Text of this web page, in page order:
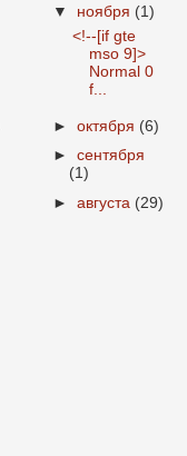
▼ ноября (1)
<!--[if gte
mso 9]>
Normal 0
f...
►октября (6)
►сентября
(1)
►августа (29)